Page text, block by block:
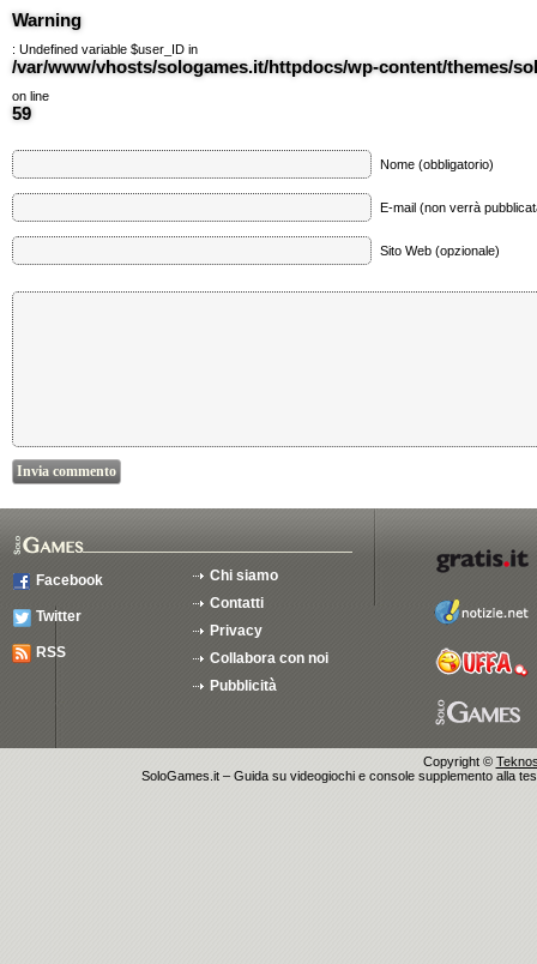
Warning
: Undefined variable $user_ID in
/var/www/vhosts/sologames.it/httpdocs/wp-content/themes/
on line
59
Nome (obbligatorio)
E-mail (non verrà
Sito Web (opzionale)
Facebook
Twitter
RSS
Chi siamo
Contatti
Privacy
Collabora con noi
Pubblicità
Copyright ©
SoloGames.it – Guida su videogiochi e console supplemento alla